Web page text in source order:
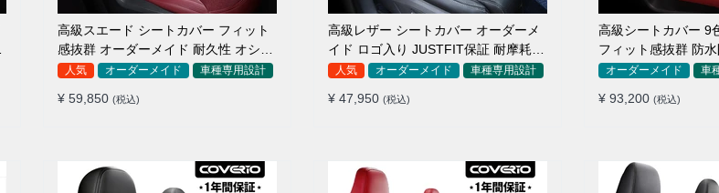
高級スエード シートカバー フィット
感抜群 オーダーメイド 耐久性 オシャ
レ 全席セット
人気 オーダーメイド 車種専用設計
¥ 59,850 (税込)
高級レザー シートカバー オーダーメ
イド ロゴ入り JUSTFIT保証 耐摩耗性
全席セット
人気 オーダーメイド 車種専用設計
¥ 47,950 (税込)
高級シートカバー 9
フィット感抜群 防
イド 全席セット
オーダーメイド 車
¥ 93,200 (税込)